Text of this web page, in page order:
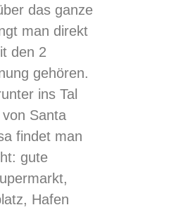
das ganze
man direkt
den 2
gehören.
ins Tal
Santa
findet man
gute
Hafen